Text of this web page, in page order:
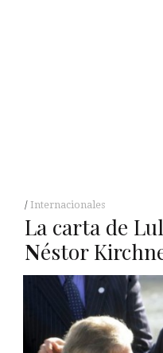
Internacionales
La carta de
Néstor